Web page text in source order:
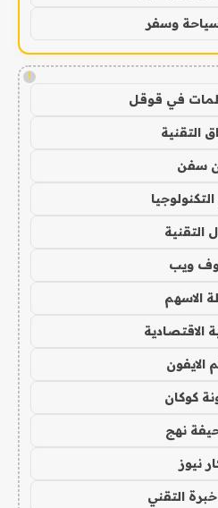
وسفر
!
في قوقل
التقنية
سفن
التقنية
ويب
الاسهم
الاقتصادية
الايفون
كوكان
نهج
نيوز
التقني